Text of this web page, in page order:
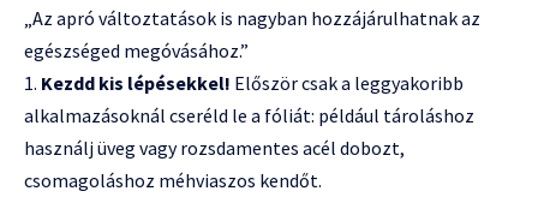
„Az apró változtatások is nagyban hozzájárulhatnak az
egészséged megóvásához.”
Kezdd kis lépésekkel! Először csak a leggyakoribb
alkalmazásoknál cseréld le a fóliát: például tároláshoz
használj üveg vagy rozsdamentes acél dobozt,
csomagoláshoz méhviaszos kendőt.